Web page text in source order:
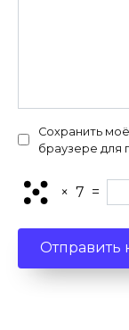
Сохранить
браузере для
× 7 =